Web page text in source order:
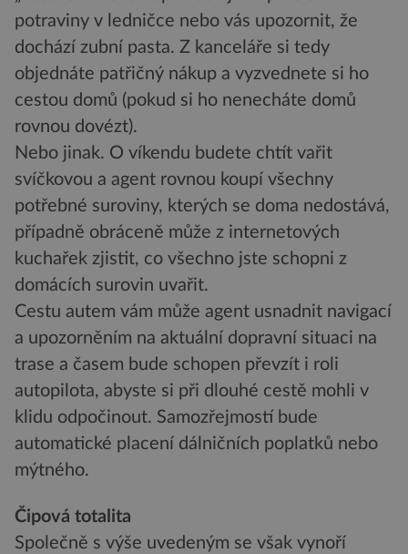
potraviny v ledničce nebo vás upozornit, že
dochází zubní pasta. Z kanceláře si tedy
objednáte patřičný nákup a vyzvednete si ho
cestou domů (pokud si ho nenecháte domů
rovnou dovézt).
Nebo jinak. O víkendu budete chtít vařit
svíčkovou a agent rovnou koupí všechny
potřebné suroviny, kterých se doma nedostává,
případně obráceně může z internetových
kuchařek zjistit, co všechno jste schopni z
domácích surovin uvařit.
Cestu autem vám může agent usnadnit navigací
a upozorněním na aktuální dopravní situaci na
trase a časem bude schopen převzít i roli
autopilota, abyste si při dlouhé cestě mohli v
klidu odpočinout. Samozřejmostí bude
automatické placení dálničních poplatků nebo
mýtného.
Čipová totalita
Společně s výše uvedeným se však vynoří